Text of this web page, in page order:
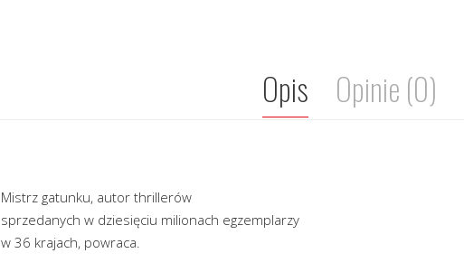
Opis Opinie (0)
Mistrz gatunku, autor thrillerów
sprzedanych w dziesięciu milionach egzemplarzy
w 36 krajach, powraca.